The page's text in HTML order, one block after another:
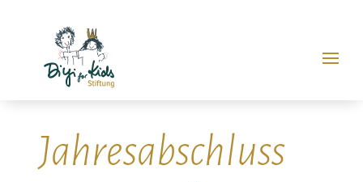
Jahresabschluss